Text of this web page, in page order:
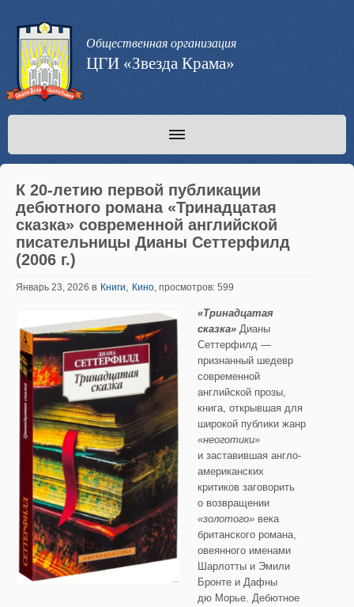
Общественная организация
ЦГИ «Звезда Крама»
К 20-летию первой публикации
дебютного романа «Тринадцатая
сказка» современной английской
писательницы Дианы Сеттерфилд
(2006 г.)
Январь 23, 2026 в Книги, Кино, просмотров: 599
«Тринадцатая
сказка» Дианы
Сеттерфилд —
признанный шедевр
современной
английской прозы,
книга, открывшая для
широкой публики жанр
«неоготики»
и заставившая англо-
американских
критиков заговорить
о возвращении
«золотого» века
британского романа,
овеянного именами
Шарлотты и Эмили
Бронте и Дафны
дю Морье. Дебютное